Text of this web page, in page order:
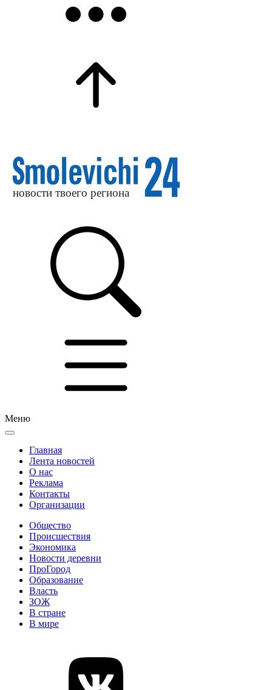
Меню
Главная
Лента новостей
О нас
Реклама
Контакты
Организации
Общество
Происшествия
Экономика
Новости деревни
ПроГород
Образование
Власть
ЗОЖ
В стране
В мире